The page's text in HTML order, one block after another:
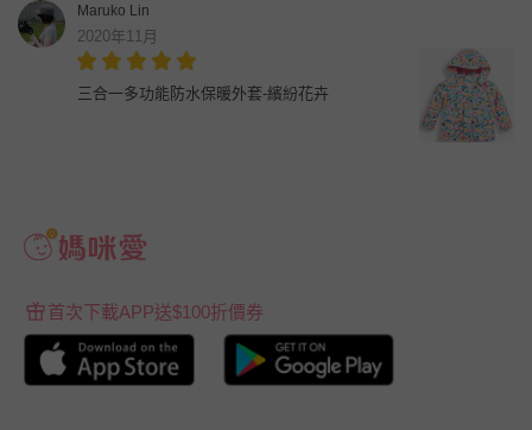
Maruko Lin
2020年11月
三合一多功能防水保暖外套-繽紛花卉
首次下載APP送$100折價券